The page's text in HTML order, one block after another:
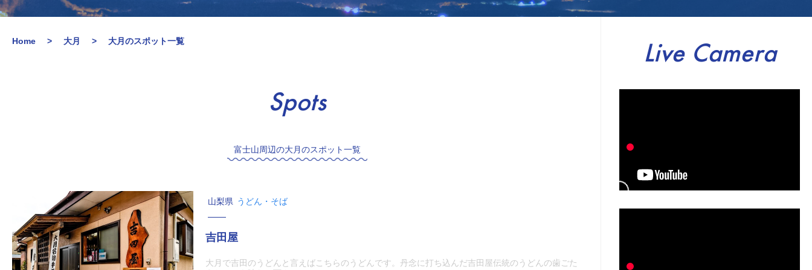
Home 大月 大月のスポット一覧
Spots
富士山周辺の大月のスポット一覧
山梨県 うどん・そば
吉田屋
大月で吉田のうどんと言えばこちらのうどんです。丹念に打ち込んだ吉田屋伝統のうどんの歯ごた
Live Camera